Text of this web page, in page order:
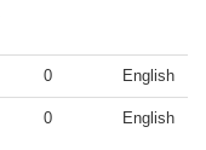
0 English
0 English